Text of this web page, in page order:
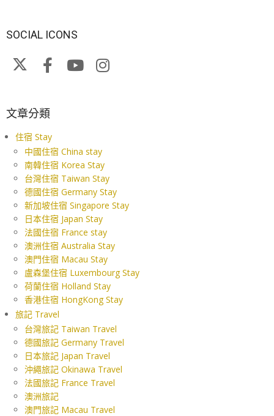
SOCIAL ICONS
文章分類
住宿 Stay
中國住宿 China stay
南韓住宿 Korea Stay
台灣住宿 Taiwan Stay
德國住宿 Germany Stay
新加坡住宿 Singapore Stay
日本住宿 Japan Stay
法國住宿 France stay
澳洲住宿 Australia Stay
澳門住宿 Macau Stay
盧森堡住宿 Luxembourg Stay
荷蘭住宿 Holland Stay
香港住宿 HongKong Stay
旅記 Travel
台灣旅記 Taiwan Travel
德國旅記 Germany Travel
日本旅記 Japan Travel
沖繩旅記 Okinawa Travel
法國旅記 France Travel
澳洲旅記
澳門旅記 Macau Travel